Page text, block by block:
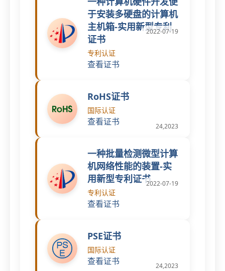
2022-07-19
于安装多硬盘的计算机
主机箱-实用新型专利
证书
专利认证
查看证书
24,2023
RoHS证书
国际认证
查看证书
2022-07-19
一种批量检测微型计算
机网络性能的装置-实
用新型专利证书
专利认证
查看证书
24,2023
PSE证书
国际认证
查看证书